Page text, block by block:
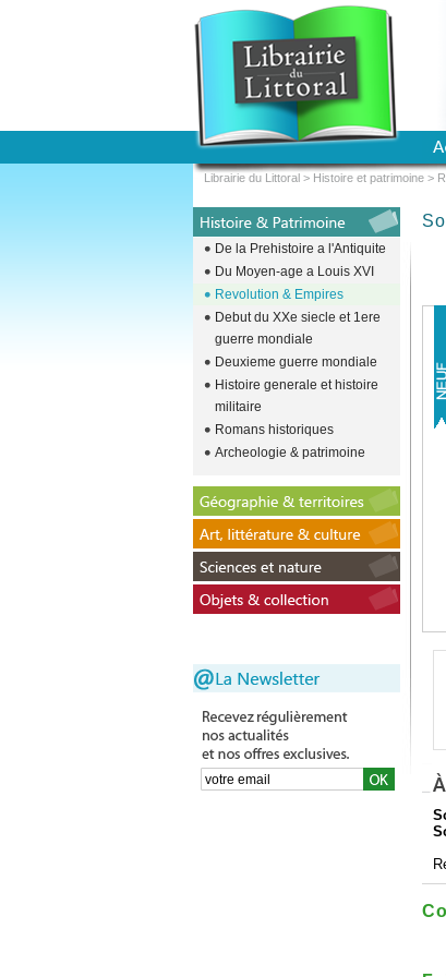
De la Prehistoire a l'Antiquite
Du Moyen-age a Louis XVI
Revolution & Empires
Debut du XXe siecle et 1ere
guerre mondiale
Deuxieme guerre mondiale
Histoire generale et histoire
militaire
Romans historiques
Archeologie & patrimoine
Librairie du Littoral > Histoire et patrimoine >